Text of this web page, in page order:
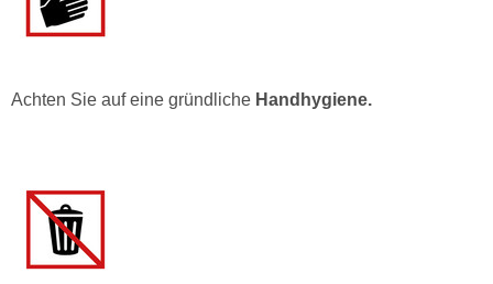
Achten Sie auf eine gründliche Handhygiene.